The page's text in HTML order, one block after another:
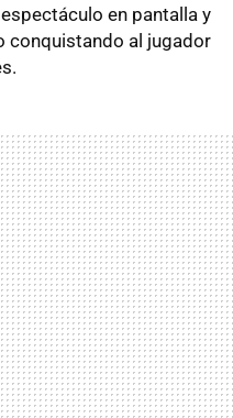
en pantalla y
conquistando al jugador